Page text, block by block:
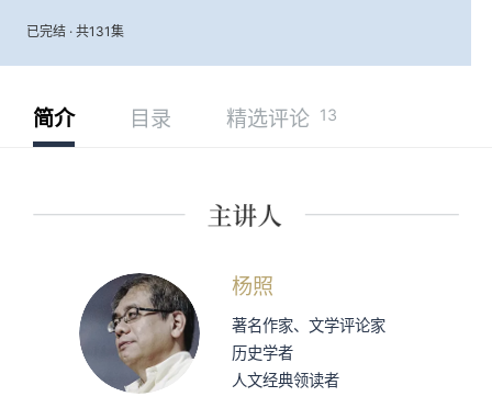
已完结 · 共131集
简介 目录 精选评论 13
杨照
著名作家、文学评论家
历史学者
人文经典领读者